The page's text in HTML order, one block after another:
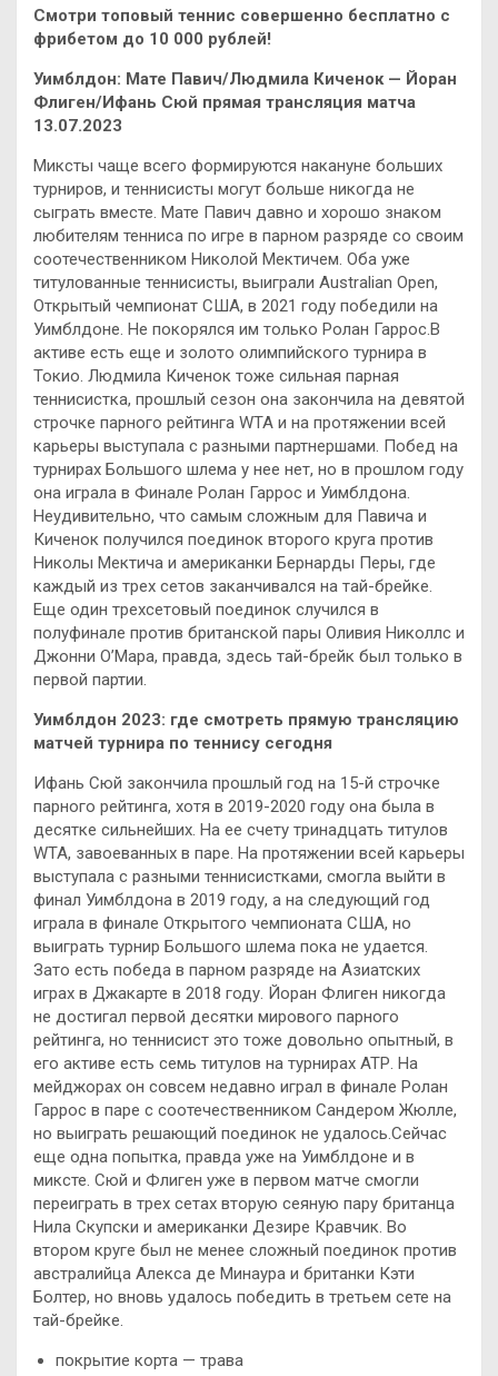
Смотри топовый теннис совершенно бесплатно с
фрибетом до 10 000 рублей!
Уимблдон: Мате Павич/Людмила Киченок — Йоран
Флиген/Ифань Сюй прямая трансляция матча
13.07.2023
Миксты чаще всего формируются накануне больших
турниров, и теннисисты могут больше никогда не
сыграть вместе. Мате Павич давно и хорошо знаком
любителям тенниса по игре в парном разряде со своим
соотечественником Николой Мектичем. Оба уже
титулованные теннисисты, выиграли Australian Open,
Открытый чемпионат США, в 2021 году победили на
Уимблдоне. Не покорялся им только Ролан Гаррос.В
активе есть еще и золото олимпийского турнира в
Токио. Людмила Киченок тоже сильная парная
теннисистка, прошлый сезон она закончила на девятой
строчке парного рейтинга WTA и на протяжении всей
карьеры выступала с разными партнершами. Побед на
турнирах Большого шлема у нее нет, но в прошлом году
она играла в Финале Ролан Гаррос и Уимблдона.
Неудивительно, что самым сложным для Павича и
Киченок получился поединок второго круга против
Николы Мектича и американки Бернарды Перы, где
каждый из трех сетов заканчивался на тай-брейке.
Еще один трехсетовый поединок случился в
полуфинале против британской пары Оливия Николлс и
Джонни О’Мара, правда, здесь тай-брейк был только в
первой партии.
Уимблдон 2023: где смотреть прямую трансляцию
матчей турнира по теннису сегодня
Ифань Сюй закончила прошлый год на 15-й строчке
парного рейтинга, хотя в 2019-2020 году она была в
десятке сильнейших. На ее счету тринадцать титулов
WTA, завоеванных в паре. На протяжении всей карьеры
выступала с разными теннисистками, смогла выйти в
финал Уимблдона в 2019 году, а на следующий год
играла в финале Открытого чемпионата США, но
выиграть турнир Большого шлема пока не удается.
Зато есть победа в парном разряде на Азиатских
играх в Джакарте в 2018 году. Йоран Флиген никогда
не достигал первой десятки мирового парного
рейтинга, но теннисист это тоже довольно опытный, в
его активе есть семь титулов на турнирах АТР. На
мейджорах он совсем недавно играл в финале Ролан
Гаррос в паре с соотечественником Сандером Жюлле,
но выиграть решающий поединок не удалось.Сейчас
еще одна попытка, правда уже на Уимблдоне и в
миксте. Сюй и Флиген уже в первом матче смогли
переиграть в трех сетах вторую сеяную пару британца
Нила Скупски и американки Дезире Кравчик. Во
втором круге был не менее сложный поединок против
австралийца Алекса де Минаура и британки Кэти
Болтер, но вновь удалось победить в третьем сете на
тай-брейке.
покрытие корта — трава